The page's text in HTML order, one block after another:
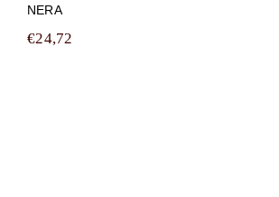
NERA
€24,72